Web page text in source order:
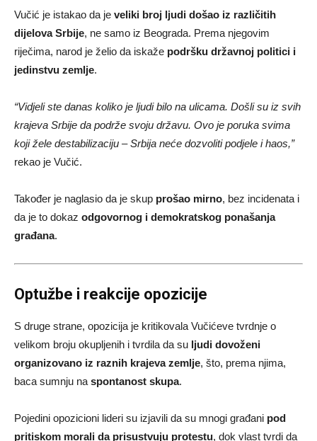
Vučić je istakao da je veliki broj ljudi došao iz različitih
dijelova Srbije, ne samo iz Beograda. Prema njegovim
riječima, narod je želio da iskaže podršku državnoj politici i
jedinstvu zemlje.
“Vidjeli ste danas koliko je ljudi bilo na ulicama. Došli su iz svih
krajeva Srbije da podrže svoju državu. Ovo je poruka svima
koji žele destabilizaciju – Srbija neće dozvoliti podjele i haos,”
rekao je Vučić.
Također je naglasio da je skup prošao mirno, bez incidenata i
da je to dokaz odgovornog i demokratskog ponašanja
građana.
Optužbe i reakcije opozicije
S druge strane, opozicija je kritikovala Vučićeve tvrdnje o
velikom broju okupljenih i tvrdila da su ljudi dovoženi
organizovano iz raznih krajeva zemlje, što, prema njima,
baca sumnju na spontanost skupa.
Pojedini opozicioni lideri su izjavili da su mnogi građani pod
pritiskom morali da prisustvuju protestu, dok vlast tvrdi da